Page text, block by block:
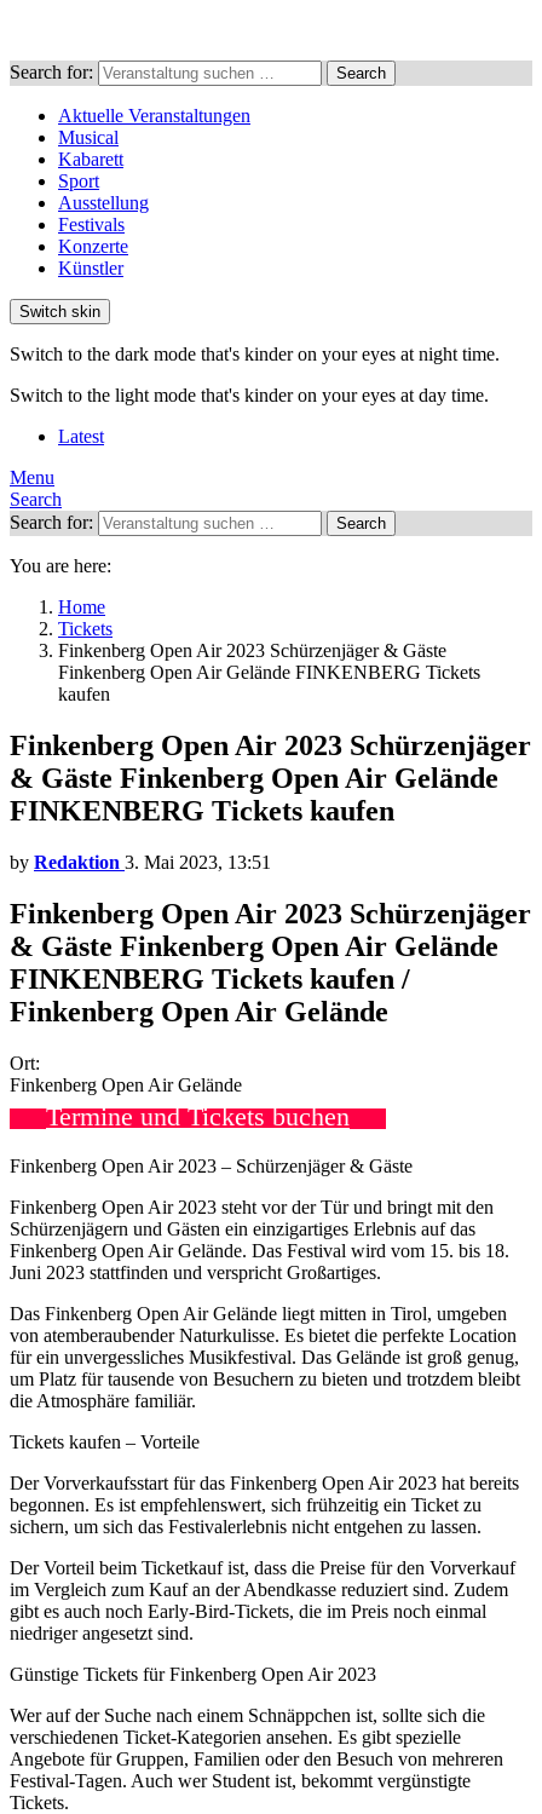
Search for: Search
Aktuelle Veranstaltungen
Musical
Kabarett
Sport
Ausstellung
Festivals
Konzerte
Künstler
Switch skin
Switch to the dark mode that's kinder on your eyes at night time.
Switch to the light mode that's kinder on your eyes at day time.
Latest
Menu
Search
Search for:
Search
You are here:
Home
Tickets
Finkenberg Open Air 2023 Schürzenjäger & Gäste
Finkenberg Open Air Gelände FINKENBERG Tickets
kaufen
Finkenberg Open Air 2023 Schürzenjäger
& Gäste Finkenberg Open Air Gelände
FINKENBERG Tickets kaufen
by Redaktion 3. Mai 2023, 13:51
Finkenberg Open Air 2023 Schürzenjäger
& Gäste Finkenberg Open Air Gelände
FINKENBERG Tickets kaufen /
Finkenberg Open Air Gelände
Ort:
Finkenberg Open Air Gelände
Termine und Tickets buchen
Finkenberg Open Air 2023 – Schürzenjäger & Gäste
Finkenberg Open Air 2023 steht vor der Tür und bringt mit den
Schürzenjägern und Gästen ein einzigartiges Erlebnis auf das
Finkenberg Open Air Gelände. Das Festival wird vom 15. bis 18.
Juni 2023 stattfinden und verspricht Großartiges.
Das Finkenberg Open Air Gelände liegt mitten in Tirol, umgeben
von atemberaubender Naturkulisse. Es bietet die perfekte Location
für ein unvergessliches Musikfestival. Das Gelände ist groß genug,
um Platz für tausende von Besuchern zu bieten und trotzdem bleibt
die Atmosphäre familiär.
Tickets kaufen – Vorteile
Der Vorverkaufsstart für das Finkenberg Open Air 2023 hat bereits
begonnen. Es ist empfehlenswert, sich frühzeitig ein Ticket zu
sichern, um sich das Festivalerlebnis nicht entgehen zu lassen.
Der Vorteil beim Ticketkauf ist, dass die Preise für den Vorverkauf
im Vergleich zum Kauf an der Abendkasse reduziert sind. Zudem
gibt es auch noch Early-Bird-Tickets, die im Preis noch einmal
niedriger angesetzt sind.
Günstige Tickets für Finkenberg Open Air 2023
Wer auf der Suche nach einem Schnäppchen ist, sollte sich die
verschiedenen Ticket-Kategorien ansehen. Es gibt spezielle
Angebote für Gruppen, Familien oder den Besuch von mehreren
Festival-Tagen. Auch wer Student ist, bekommt vergünstigte
Tickets.